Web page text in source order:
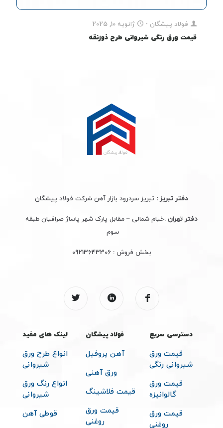
فولاد پیشگان -
ژانویه 10, 2025
قیمت ورق رنگی شیروانی طرح ذوزنقه
دفتر تبریز : تبریز سردرود بازار آهن شرکت فولاد پیشگان
دفتر تهران :خیام شمالی – مقابل پارک شهر پاساژ صرافیان طبقه
سوم
بخش فروش :09213643306
دسترسی سریع
قیمت ورق
شیروانی رنگی
قیمت ورق
گالوانیزه
قیمت ورق
روغنی
فولاد پیشگان
آهن پروفیل
ورق آهنی
قیمت فلاشینگ
قیمت ورق
روغنی
لینک های مفید
انواع طرح ورق
شیروانی
انواع رنگ ورق
شیروانی
قوطی آهن